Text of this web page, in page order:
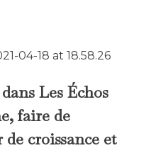
Les Échos
faire de
croissance et